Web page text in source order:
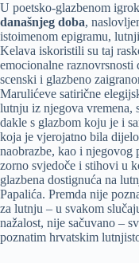
U poetsko-glazbenom
današnjeg doba,
istoimenom epigramu,
Kelava iskoristili su taj
emocionalne
scenski i glazbeno
Marulićeve satirične
lutnju iz njegova vremena,
dakle s glazbom koju je i
koja je vjerojatno bila
naobrazbe, kao i njegovog
zorno svjedoče i stihovi u
glazbena dostignuća na
Papalića. Premda nije
za lutnju – u svakom
nažalost, nije sačuvano –
poznatim hrvatskim